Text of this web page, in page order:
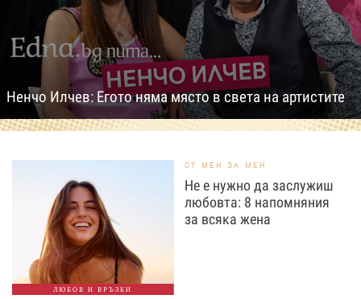
Ненчо Илчев: Егото няма място в света на артистите
ЛЮБОВ И ВРЪЗКИ
ОТ МЕН ЗА МЕН
Не е нужно да заслужиш
любовта: 8 напомняния
за всяка жена